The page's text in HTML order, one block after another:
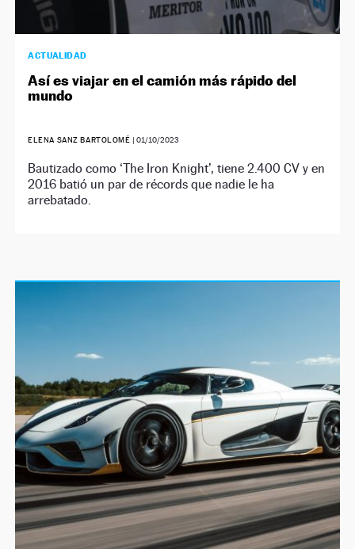
ACTUALIDAD
Así es viajar en el camión más rápido del
mundo
ELENA SANZ BARTOLOMÉ | 01/10/2023
Bautizado como ‘The Iron Knight’, tiene 2.400 CV y en
2016 batió un par de récords que nadie le ha
arrebatado.